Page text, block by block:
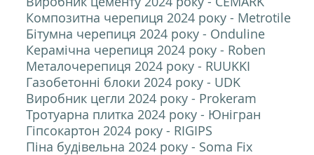
Композитна черепиця 2024 року - Metrotile
Бітумна черепиця 2024 року - Onduline
Керамічна черепиця 2024 року - Roben
Металочерепиця 2024 року - RUUKKI
Газобетонні блоки 2024 року - UDK
Виробник цегли 2024 року - Prokeram
Тротуарна плитка 2024 року - Юнігран
Гіпсокартон 2024 року - RIGIPS
Піна будівельна 2024 року - Soma Fix